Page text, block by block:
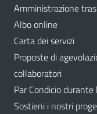
Amministrazione
Albo online
Carta dei servizi
Proposte di
collaboratori
Par Condicio
Sostieni i nostri